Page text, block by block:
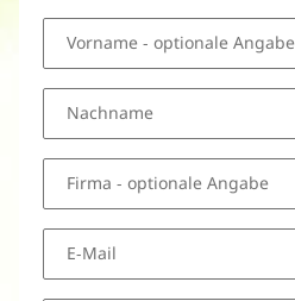
Vorname - optionale Angabe
Nachname
Firma - optionale Angabe
E-Mail